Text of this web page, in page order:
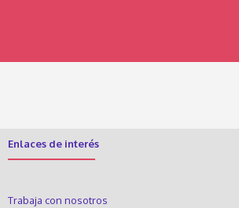
Enlaces de interés
Trabaja con nosotros